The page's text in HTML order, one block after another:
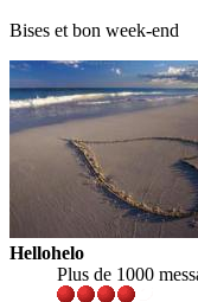
Bises et bon week-end
Hellohelo
Plus de 1000